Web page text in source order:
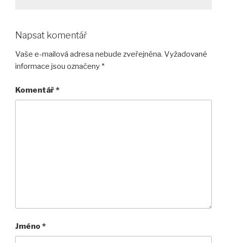
Napsat komentář
Vaše e-mailová adresa nebude zveřejněna. Vyžadované
informace jsou označeny *
Komentář*
Jméno *